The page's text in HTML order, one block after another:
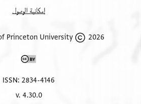
إمكانية الوصول
2026 The Trustees of Princeton University
ISSN: 2834-4146
v. 4.30.0